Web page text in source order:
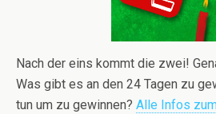
Nach der eins kommt die zwei!
Was gibt es an den 24 Tagen zu
tun um zu gewinnen? Alle Infos